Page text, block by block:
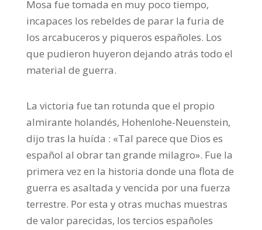
Mosa fue tomada en muy poco tiempo,
incapaces los rebeldes de parar la furia de
los arcabuceros y piqueros españoles. Los
que pudieron huyeron dejando atrás todo el
material de guerra.
La victoria fue tan rotunda que el propio
almirante holandés, Hohenlohe-Neuenstein,
dijo tras la huída : «Tal parece que Dios es
español al obrar tan grande milagro». Fue la
primera vez en la historia donde una flota de
guerra es asaltada y vencida por una fuerza
terrestre. Por esta y otras muchas muestras
de valor parecidas, los tercios españoles